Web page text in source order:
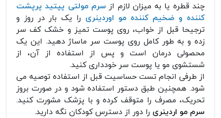
چند قطره یا به میزان لازم از سرم مولتی پپتید پرپشت
کننده و ضخیم کننده مو اوردینری را یک بار در روز و
ترجیحا قبل از خواب، روی پوست تمیز و خشک کف سر
زده و به طور کامل روی پوست سر ماساژ دهید. این یک
محصولی درمان است و پس از استفاده از آن، از
شستشوی مو یا پوست سر خودداری کنید.
از طرفی انجام تست حساسیت قبل از استفاده توصیه می
شود. همچنین طبق دستور استفاده شود و در صورت بروز
تحریک، مصرف را متوقف کرده و با پزشک مشورت کنید.
سرم مو اردینری را دور از دسترس کودکان نگه دارید.